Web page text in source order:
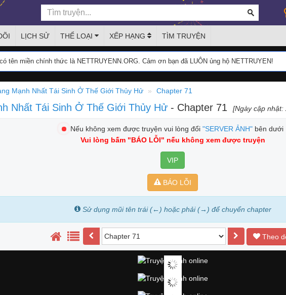
LỊCH SỬ THỂ LOẠI XẾP HẠNG TÌM TRUYỆN
tên miền chính thức là NETTRUYENN.ORG. Cảm ơn bạn đã LUÔN ủng hộ NETTRUYEN!
Mạnh Nhất Tái Sinh Ở Thế Giới Thủy Hử Chapter 71
Nhất Tái Sinh Ở Thế Giới Thủy Hử - Chapter 71 [Ngày cập
Nếu không xem được truyện vui lòng đổi "SERVER ẢNH" bên dưới
Vui lòng bấm "BÁO LỖI" nếu không xem được truyện
VIP
BÁO LỖI
Sử dụng mũi tên trái (←) hoặc phải (→) để chuyển chapter
Theo